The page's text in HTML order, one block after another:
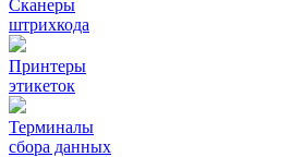
Сканеры
штрихкода
Принтеры
этикеток
Терминалы
сбора данных